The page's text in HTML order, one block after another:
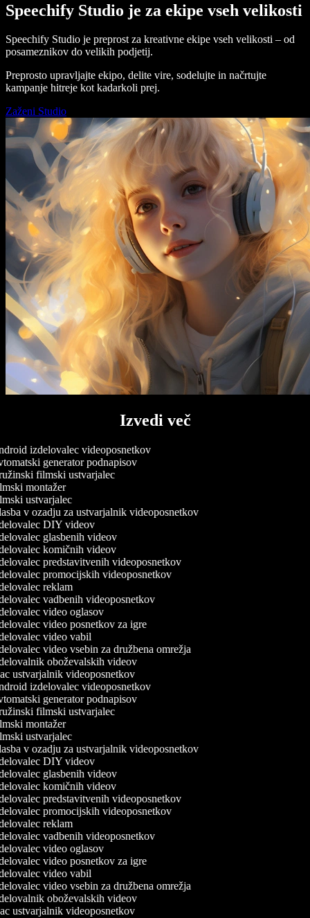
Speechify Studio je za ekipe vseh velikosti
Speechify Studio je preprost za kreativne ekipe vseh velikosti – od
posameznikov do velikih podjetij.
Preprosto upravljajte ekipo, delite vire, sodelujte in načrtujte
kampanje hitreje kot kadarkoli prej.
Zaženi Studio
Izvedi več
izdelovalec videoposnetkov
generator podnapisov
filmski ustvarjalec
montažer
ustvarjalec
v ozadju za ustvarjalnik videoposnetkov
DIY videov
glasbenih videov
komičnih videov
predstavitvenih videoposnetkov
promocijskih videoposnetkov
reklam
vadbenih videoposnetkov
video oglasov
video posnetkov za igre
video vabil
video vsebin za družbena omrežja
oboževalskih videov
ustvarjalnik videoposnetkov
izdelovalec videoposnetkov
generator podnapisov
filmski ustvarjalec
montažer
ustvarjalec
v ozadju za ustvarjalnik videoposnetkov
DIY videov
glasbenih videov
komičnih videov
predstavitvenih videoposnetkov
promocijskih videoposnetkov
reklam
vadbenih videoposnetkov
video oglasov
video posnetkov za igre
video vabil
video vsebin za družbena omrežja
oboževalskih videov
ustvarjalnik videoposnetkov